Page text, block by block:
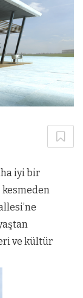
iyi bir
ve kültür